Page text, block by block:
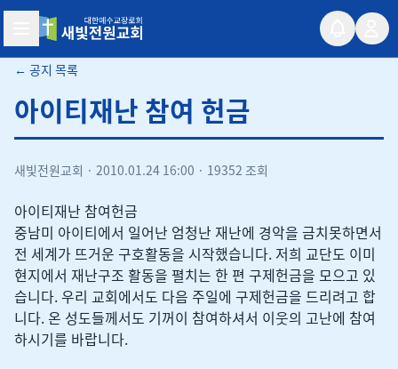
새빛전원교회
← 공지 목록
아이티재난 참여 헌금
새빛전원교회 · 2010.01.24 16:00 · 19352 조회
아이티재난 참여헌금
중남미 아이티에서 일어난 엄청난 재난에 경악을 금치못하면서
전 세계가 뜨거운 구호활동을 시작했습니다. 저희 교단도 이미
현지에서 재난구조 활동을 펼치는 한 편 구제헌금을 모으고 있
습니다. 우리 교회에서도 다음 주일에 구제헌금을 드리려고 합
니다. 온 성도들께서도 기꺼이 참여하셔서 이웃의 고난에 참여
하시기를 바랍니다.